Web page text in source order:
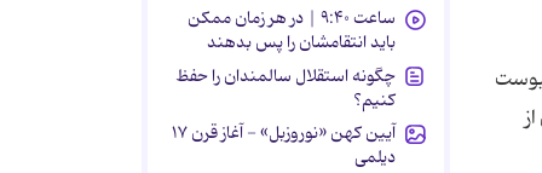
سر ضدیبوست
ساعت ۹:۴۰ | در هر زمان ممکن
باید انتقامشان را پس بدهند
چگونه استقلال سالمندان را حفظ
کنیم؟
آیین کهن «نوروزبل» - آغاز قرن ۱۷
دیلمی